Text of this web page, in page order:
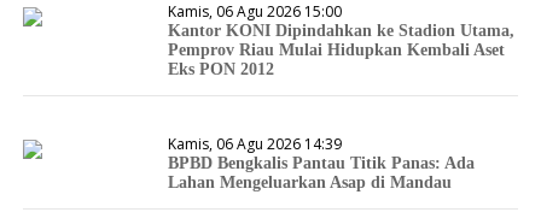
Kamis, 06 Agu 2026 15:00
Kantor KONI Dipindahkan ke Stadion Utama,
Pemprov Riau Mulai Hidupkan Kembali Aset
Eks PON 2012
Kamis, 06 Agu 2026 14:39
BPBD Bengkalis Pantau Titik Panas: Ada
Lahan Mengeluarkan Asap di Mandau